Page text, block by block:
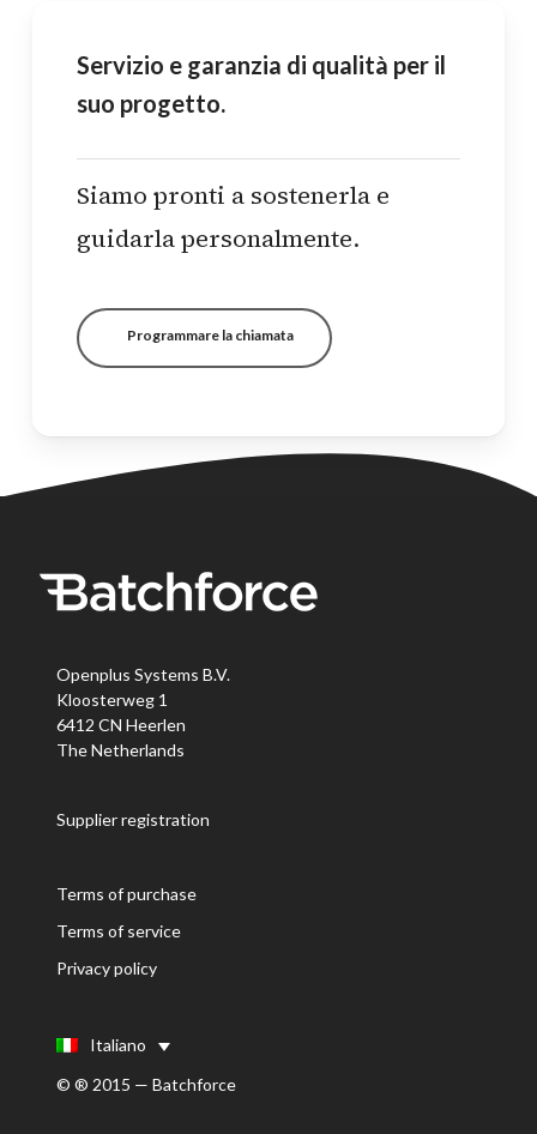
Servizio e garanzia di qualità per il
suo progetto.
Siamo pronti a sostenerla e
guidarla personalmente.
Programmare la chiamata
Openplus Systems B.V.
Kloosterweg 1
6412 CN Heerlen
The Netherlands
Supplier registration
Terms of purchase
Terms of service
Privacy policy
Italiano
© ® 2015 — Batchforce